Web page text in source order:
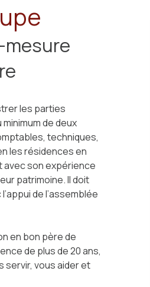
mesure
les parties
de deux
techniques,
les résidences en
avec son expérience
patrimoine. Il doit
de l’assemblée
en bon père de
de plus de 20 ans,
servir, vous aider et